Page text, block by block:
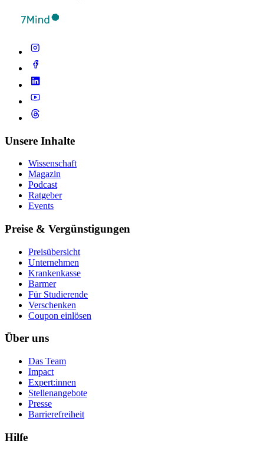
Unsere Inhalte
Wissenschaft
Magazin
Podcast
Ratgeber
Events
Preise & Vergünstigungen
Preisübersicht
Unternehmen
Krankenkasse
Barmer
Für Studierende
Ver­schen­ken
Coupon einlösen
Über uns
Das Team
Impact
Expert:innen
Stellenangebote
Presse
Barrierefreiheit
Hilfe